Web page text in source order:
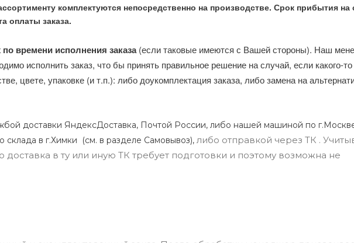
комплектуются непосредственно на производстве. Срок прибытия на
оплаты заказа.
времени исполнения заказа(если таковые имеются с Вашей стороны). Наш
исполнить заказ, что бы принять правильное решение на случай, если какого-
цвете, упаковке (и т.п.): либо доукомплектация заказа, либо замена на
доставки ЯндексДоставка, Почтой России, либо нашей машиной по
склада в г.Химки (см. в разделе Самовывоз), либо отправкой через ТК .
доставка в ту или иную ТК требует подготовки и поэтому возможна не